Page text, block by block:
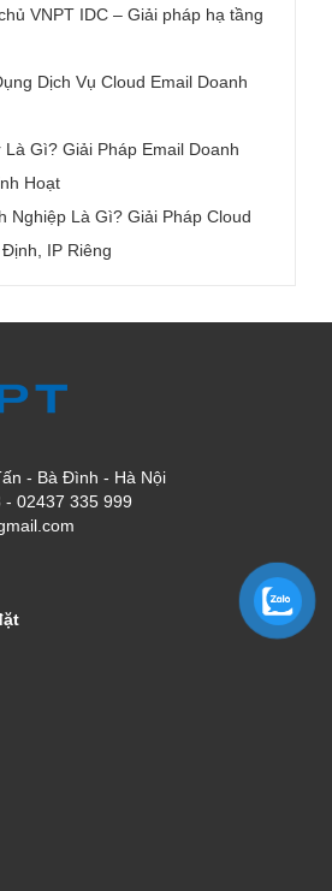
VNPT IDC – Giải pháp hạ tầng
Dịch Vụ Cloud Email Doanh
Gì? Giải Pháp Email Doanh
Hoạt
Nghiệp Là Gì? Giải Pháp Cloud
IP Riêng
- Bà Đình - Hà Nội
- 02437 335 999